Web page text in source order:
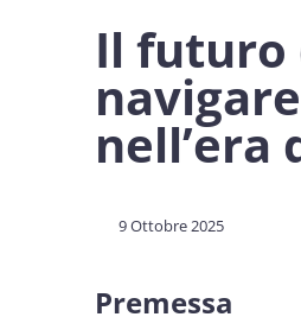
Il futuro
nell’era
9 Ottobre 2025
Premessa